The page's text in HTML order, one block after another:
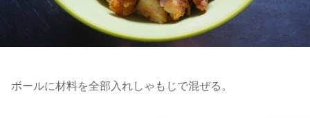
ボールに材料を全部入れしゃもじで混ぜる。